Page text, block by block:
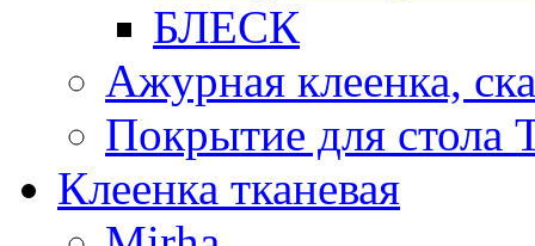
БЛЕСК
Ажурная клеенка,
Покрытие для стола
Клеенка тканевая